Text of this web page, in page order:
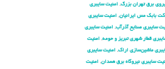
برق تهران بزرگ, امنیت سایبری
بابک مس ایرانیان, امنیت سایبری
سایبری صنایع آذرآب, امنیت سایبری
قطار شهری تبریز و حومه, امنیت
ماشین‌سازی اراک, امنیت سایبری
سایبری نیروگاه برق همدان, امنیت